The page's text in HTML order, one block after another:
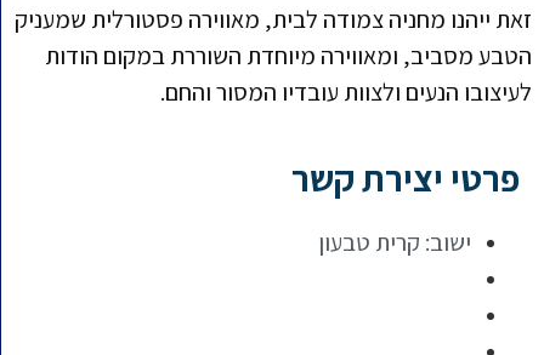
זאת ייהנו מחניה צמודה לבית, מאווירה פסטורלית שמעניק
הטבע מסביב, ומאווירה מיוחדת השוררת במקום הודות
לעיצובו הנעים ולצוות עובדיו המסור והחם.
פרטי יצירת קשר
ישוב: קרית טבעון